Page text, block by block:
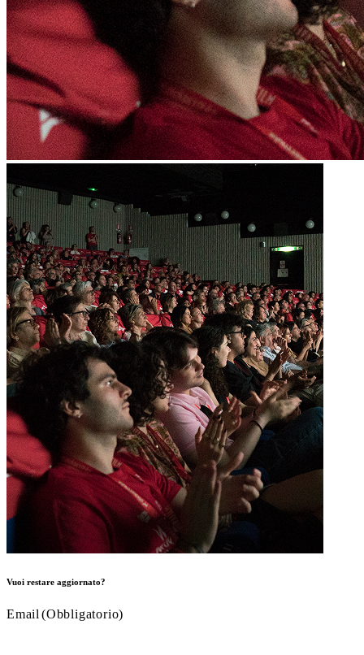
Vuoi restare aggiornato?
Email (Obbligatorio)